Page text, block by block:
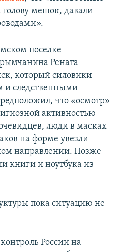
мешок, давали
поселке
Рената
который силовики
и следственными
что «осмотр»
активностью
люди в масках
на форме увезли
направлении. Позже
книги и ноутбука из
пока ситуацию не
России на